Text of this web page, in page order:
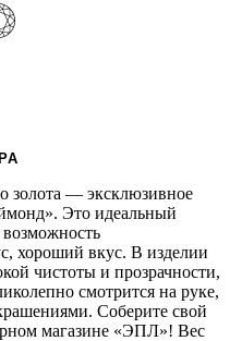
золота — эксклюзивное
Это идеальный
возможность
хороший вкус. В изделии
чистоты и прозрачности,
смотрится на руке,
Соберите свой
магазине «ЭПЛ»! Вес